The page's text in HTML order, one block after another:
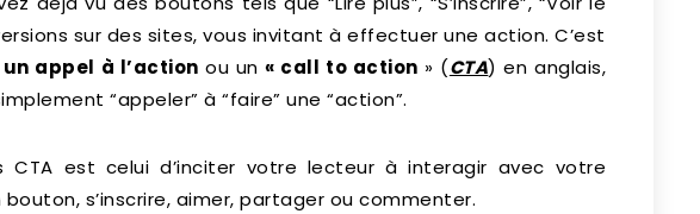
sur des sites, vous invitant à effectuer une action. C’est
un appel à l’action ou un« call to action » (CTA) en anglais,
“appeler” à “faire” une “action”.
CTA est celui d’inciter votre lecteur à interagir avec votre
s’inscrire, aimer, partager ou commenter.